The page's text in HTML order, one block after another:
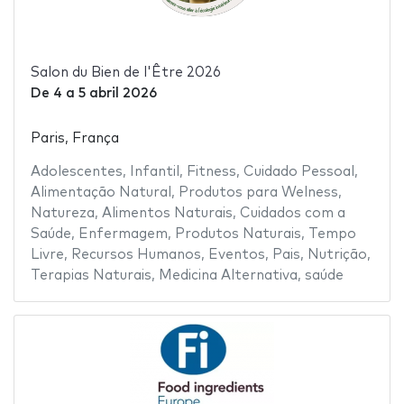
Salon du Bien de l'Être 2026
De 4 a 5 abril 2026
Paris, França
Adolescentes, Infantil , Fitness, Cuidado Pessoal ,
Alimentação Natural , Produtos para Welness,
Natureza, Alimentos Naturais, Cuidados com a
Saúde, Enfermagem, Produtos Naturais,
Tempo
Livre, Recursos Humanos, Eventos, Pais, Nutrição,
Terapias Naturais, Medicina Alternativa, saúde